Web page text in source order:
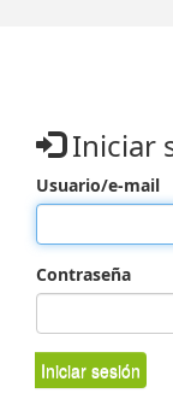
Iniciar
Usuario/e-mail
Contraseña
Iniciar sesión